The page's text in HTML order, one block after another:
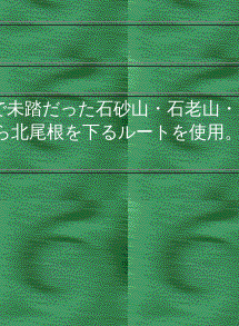
だった石砂山・石老山
尾根を下るルートを使